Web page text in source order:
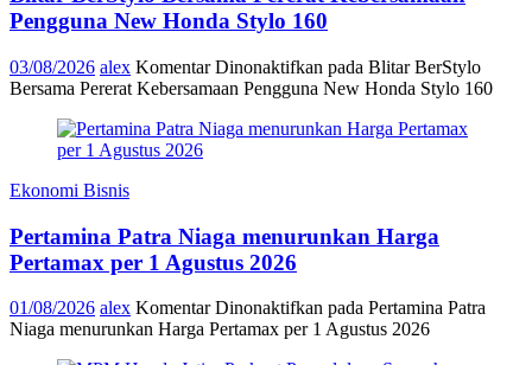
Pengguna New Honda Stylo 160
03/08/2026 alex Komentar Dinonaktifkan pada Blitar BerStylo
Bersama Pererat Kebersamaan Pengguna New Honda Stylo 160
Ekonomi Bisnis
Pertamina Patra Niaga menurunkan Harga
Pertamax per 1 Agustus 2026
01/08/2026 alex Komentar Dinonaktifkan pada Pertamina Patra
Niaga menurunkan Harga Pertamax per 1 Agustus 2026